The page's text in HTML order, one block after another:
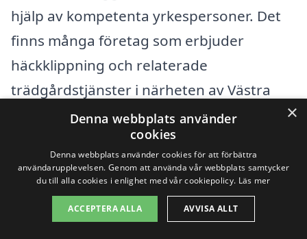
hjälp av kompetenta yrkespersoner. Det
finns många företag som erbjuder
häckklippning och relaterade
trädgårdstjänster i närheten av Västra
Bodarna, vilket ger dig flera
valmöjligheter för att hitta bästa möjliga
pris och service.
Några av de städer där du kan hitta
×
Denna webbplats använder
cookies
Denna webbplats använder cookies för att förbättra
användarupplevelsen. Genom att använda vår webbplats samtycker
du till alla cookies i enlighet med vår cookiepolicy. Läs mer
ACCEPTERA ALLA AVVISA ALLT